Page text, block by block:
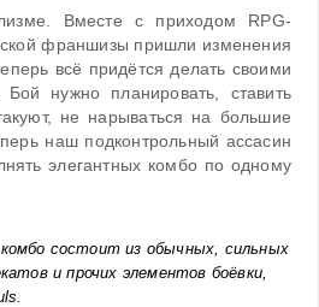
Вместе с приходом RPG-
франшизы пришли изменения
всё придётся делать своими
нужно планировать, ставить
не нарываться на большие
наш подконтрольный ассасин
элегантных комбо по одному
состоит из обычных, сильных
и прочих элементов боёвки,